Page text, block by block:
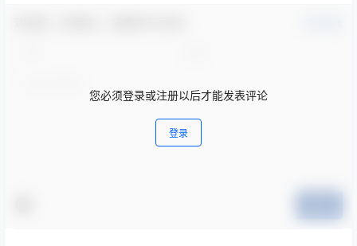
您必须登录或注册以后才能发表评论
登录